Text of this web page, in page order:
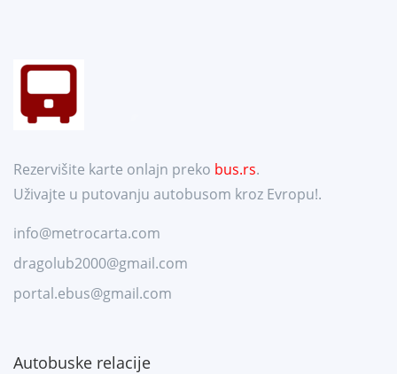
Rezervišite karte onlajn preko bus.rs.
Uživajte u putovanju autobusom kroz Evropu!.
info@metrocarta.com
dragolub2000@gmail.com
portal.ebus@gmail.com
Autobuske relacije